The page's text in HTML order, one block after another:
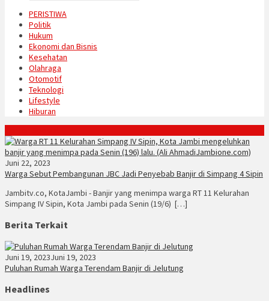
PERISTIWA
Politik
Hukum
Ekonomi dan Bisnis
Kesehatan
Olahraga
Otomotif
Teknologi
Lifestyle
Hiburan
Juni 22, 2023
Warga Sebut Pembangunan JBC Jadi Penyebab Banjir di Simpang 4 Sipin
Jambitv.co, KotaJambi - Banjir yang menimpa warga RT 11 Kelurahan
Simpang IV Sipin, Kota Jambi pada Senin (19/6) […]
Berita Terkait
Juni 19, 2023Juni 19, 2023
Puluhan Rumah Warga Terendam Banjir di Jelutung
Headlines